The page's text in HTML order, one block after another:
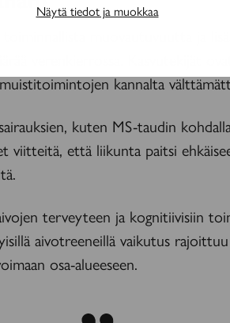
Näytä tiedot ja muokkaa
kannalta
kuten MS-taudin
viitteitä, että liikunta paitsi
terveyteen ja kognitiivisiin
aivotreeneillä vaikutus
osa-alueeseen.